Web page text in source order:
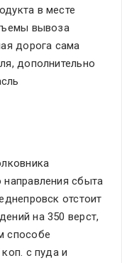
в месте
вывоза
дорога сама
дополнительно
направления сбыта
отстоит
на 350 верст,
способе
с пуда и